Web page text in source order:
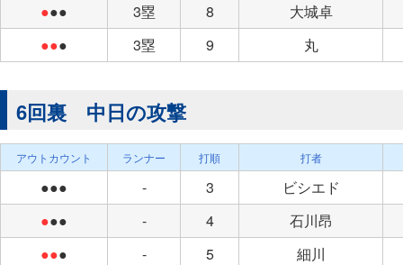
●●● 3塁 8
大城卓
●●● 3塁 9 丸
6回裏 中日の攻撃
アウトカウント ランナー 打順 打者
●●● - 3
ビシエド
●●● - 4
石川昂
●●● - 5 細川